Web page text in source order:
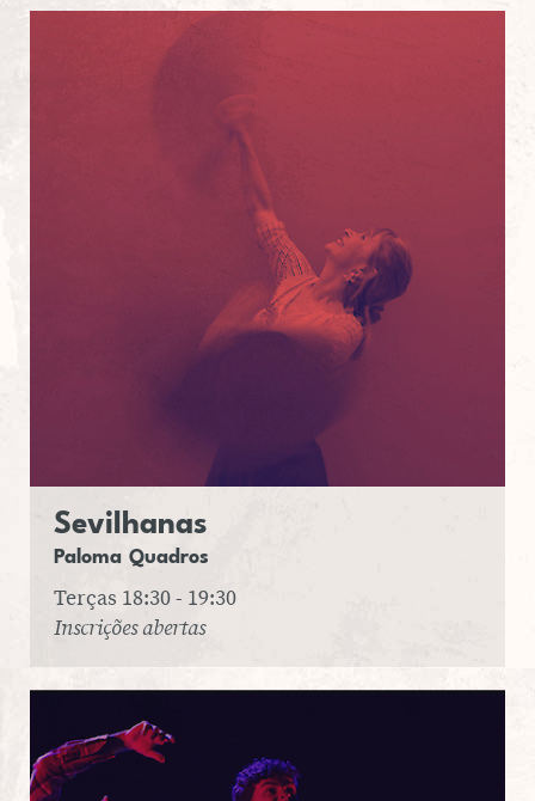
Se­vi­lha­nas
Paloma Qua­dros
Terças 18:30 - 19:30
Inscrições abertas